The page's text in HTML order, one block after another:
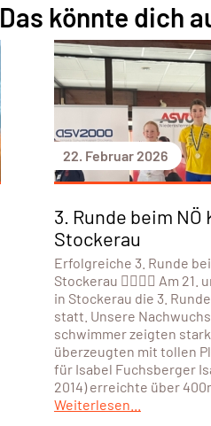
Das könnte dich
22. Februar 2026
3. Runde beim NÖ
Stockerau
Erfolgreiche 3. Runde
Stockerau 🏊‍♀️🏊‍♂️ Am 21.
in Stockerau die 3.
statt. Unsere
schwimmer zeigten
überzeugten mit tollen
für Isabel Fuchsberger
2014) erreichte über
Weiterlesen...